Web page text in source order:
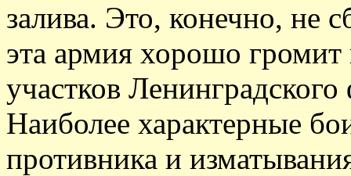
залива. Это, конечно, не
эта армия хорошо громит
участков
Наиболее характерные
противника и